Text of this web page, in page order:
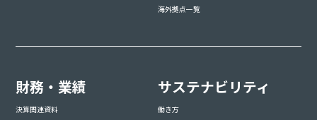
海外拠点一覧
財務・業績
決算関連資料
サステナビリティ
働き方